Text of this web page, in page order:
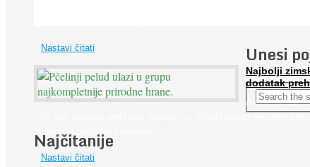
Nastavi čitati
Najbolji
dodatak
Ako se pitate
grupu najkompletnije prirodne ...
Nastavi čitati
Unesi
Najčitanije